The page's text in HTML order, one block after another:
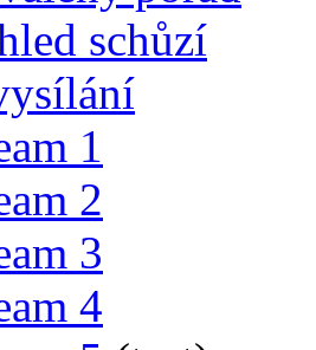
schůzí
1
2
3
4